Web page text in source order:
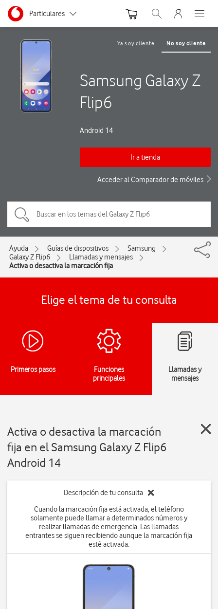
Ir a la pagina principal de vodafone.es
Menu navegación Segmento
Particulares
Autónomos
Grandes empresas
y AA.PP.
Abrir buscador. Abre
Abre
Ya soy cliente No soy cliente
Samsung Galaxy Z
Flip6
Android 14
Ir a tienda
Acceder al Comparador de móviles
Ayuda Guías de dispositivos
Samsung
Galaxy Z Flip6
Llamadas y mensajes
Activa o desactiva la marcación fija
Elige el tema de tu consulta
Primeros pasos
Funciones
principales
Llamadas y
mensajes
Activa o desactiva la marcación
fija en el Samsung Galaxy Z Flip6
Android 14
Descripción de tu consulta
Cuando la marcación fija está activada, el teléfono
solamente puede llamar a determinados números y
realizar llamadas de emergencia. Las llamadas
entrantes se siguen recibiendo aunque la marcación fija
esté activada.